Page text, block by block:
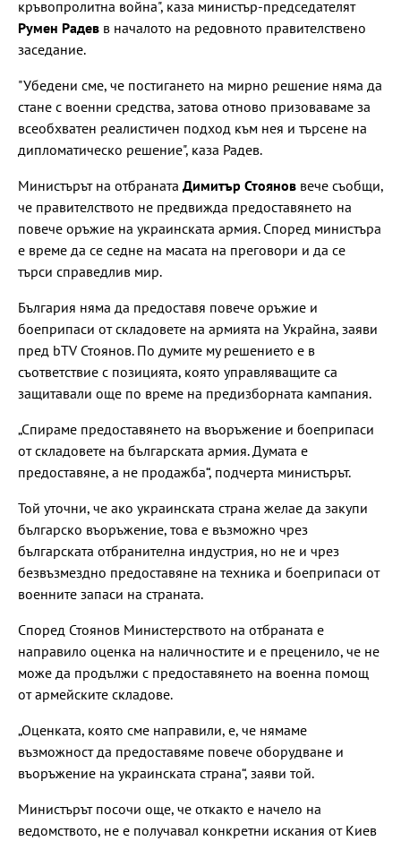
кръвопролитна война", каза министър-председателят
Румен Радев в началото на редовното правителствено
заседание.
"Убедени сме, че постигането на мирно решение няма да
стане с военни средства, затова отново призоваваме за
всеобхватен реалистичен подход към нея и търсене на
дипломатическо решение", каза Радев.
Министърът на отбраната Димитър Стоянов вече съобщи,
че правителството не предвижда предоставянето на
повече оръжие на украинската армия. Според министъра
е време да се седне на масата на преговори и да се
търси справедлив мир.
България няма да предоставя повече оръжие и
боеприпаси от складовете на армията на Украйна, заяви
пред bTV Стоянов. По думите му решението е в
съответствие с позицията, която управляващите са
защитавали още по време на предизборната кампания.
„Спираме предоставянето на въоръжение и боеприпаси
от складовете на българската армия. Думата е
предоставяне, а не продажба“, подчерта министърът.
Той уточни, че ако украинската страна желае да закупи
българско въоръжение, това е възможно чрез
българската отбранителна индустрия, но не и чрез
безвъзмездно предоставяне на техника и боеприпаси от
военните запаси на страната.
Според Стоянов Министерството на отбраната е
направило оценка на наличностите и е преценило, че не
може да продължи с предоставянето на военна помощ
от армейските складове.
„Оценката, която сме направили, е, че нямаме
възможност да предоставяме повече оборудване и
въоръжение на украинската страна“, заяви той.
Министърът посочи още, че откакто е начело на
ведомството, не е получавал конкретни искания от Киев